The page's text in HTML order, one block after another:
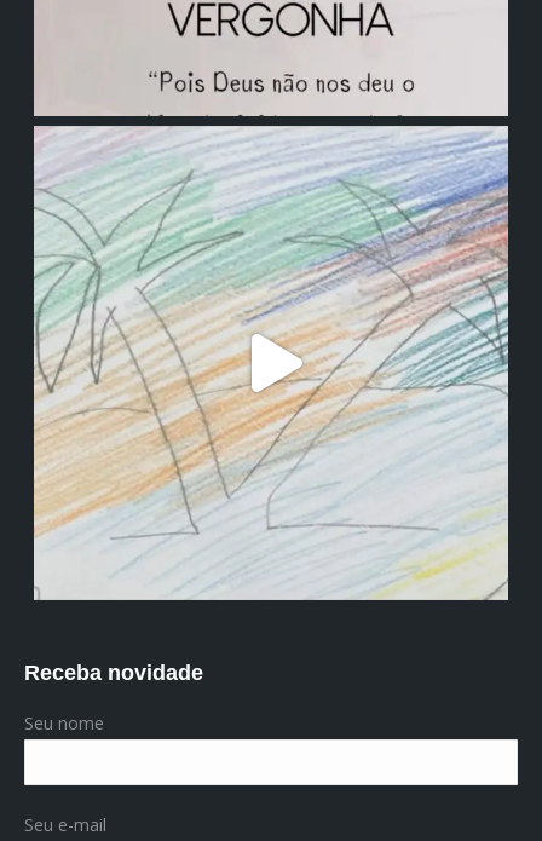
institutodanieladepolli
Receba novidade
Seu nome
Seu e-mail